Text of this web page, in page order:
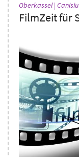
Oberkassel |
FilmZeit für